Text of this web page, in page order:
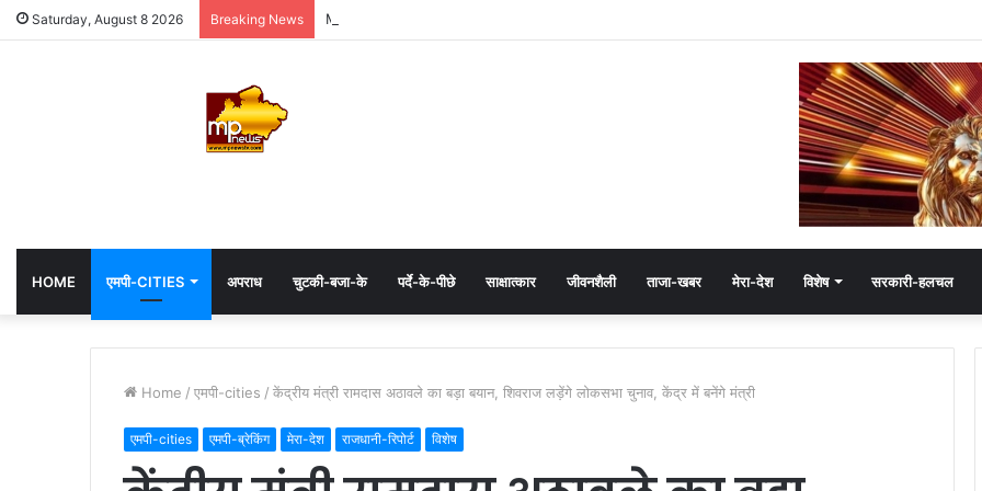
Saturday, August 8 2026 Breaking News MP: महाकाल के दरबार में अध्यक्ष हेमंत खंडेलवाल, BJP की मजबूती का मांगा आशीर्वाद
HOME एमपी-CITIES अपराध चुटकी-बजा-के पर्दे-के-पीछे साक्षात्कार जीवनशैली ताजा-खबर मेरा-देश विशेष सरकारी-हलचल
Home / एमपी-cities / केंद्रीय मंत्री रामदास अठावले का बड़ा बयान, शिवराज लड़ेंगे लोकसभा चुनाव, केंद्र में बनेंगे मंत्री
एमपी-cities एमपी-ब्रेकिंग मेरा-देश राजधानी-रिपोर्ट विशेष